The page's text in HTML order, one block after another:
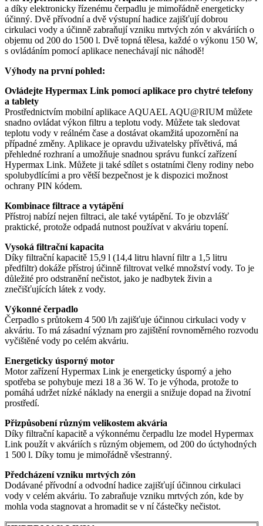
a díky elektronicky řízenému čerpadlu je mimořádně energeticky
účinný. Dvě přívodní a dvě výstupní hadice zajišťují dobrou
cirkulaci vody a účinně zabraňují vzniku mrtvých zón v akváriích o
objemu od 200 do 1500 l. Dvě topná tělesa, každé o výkonu 150 W,
s ovládáním pomocí aplikace nenechávají nic náhodě!
Výhody na první pohled:
Ovládejte Hypermax Link pomocí aplikace pro chytré telefony
a tablety
Prostřednictvím mobilní aplikace AQUAEL AQU@RIUM můžete
snadno ovládat výkon filtru a teplotu vody. Můžete tak sledovat
teplotu vody v reálném čase a dostávat okamžitá upozornění na
případné změny. Aplikace je opravdu uživatelsky přívětivá, má
přehledné rozhraní a umožňuje snadnou správu funkcí zařízení
Hypermax Link. Můžete ji také sdílet s ostatními členy rodiny nebo
spolubydlícími a pro větší bezpečnost je k dispozici možnost
ochrany PIN kódem.
Kombinace filtrace a vytápění
Přístroj nabízí nejen filtraci, ale také vytápění. To je obzvlášť
praktické, protože odpadá nutnost používat v akváriu topení.
Vysoká filtrační kapacita
Díky filtrační kapacitě 15,9 l (14,4 litru hlavní filtr a 1,5 litru
předfiltr) dokáže přístroj účinně filtrovat velké množství vody. To je
důležité pro odstranění nečistot, jako je nadbytek živin a
znečišťujících látek z vody.
Výkonné čerpadlo
Čerpadlo s průtokem 4 500 l/h zajišťuje účinnou cirkulaci vody v
akváriu. To má zásadní význam pro zajištění rovnoměrného rozvodu
vyčištěné vody po celém akváriu.
Energeticky úsporný motor
Motor zařízení Hypermax Link je energeticky úsporný a jeho
spotřeba se pohybuje mezi 18 a 36 W. To je výhoda, protože to
pomáhá udržet nízké náklady na energii a snižuje dopad na životní
prostředí.
Přizpůsobení různým velikostem akvária
Díky filtrační kapacitě a výkonnému čerpadlu lze model Hypermax
Link použít v akváriích s různým objemem, od 200 do úctyhodných
1 500 l. Díky tomu je mimořádně všestranný.
Předcházení vzniku mrtvých zón
Dodávané přívodní a odvodní hadice zajišťují účinnou cirkulaci
vody v celém akváriu. To zabraňuje vzniku mrtvých zón, kde by
mohla voda stagnovat a hromadit se v ní částečky nečistot.